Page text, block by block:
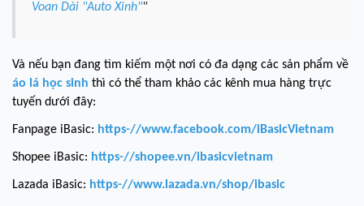
Voan Dài "Auto Xinh""
Và nếu bạn đang tìm kiếm một nơi có đa dạng các sản phẩm về
áo lá học sinh thì có thể tham khảo các kênh mua hàng trực
tuyến dưới đây:
Fanpage iBasic: https-//www.facebook.com/iBasicVietnam
Shopee iBasic: https-//shopee.vn/ibasicvietnam
Lazada iBasic: https-//www.lazada.vn/shop/ibasic